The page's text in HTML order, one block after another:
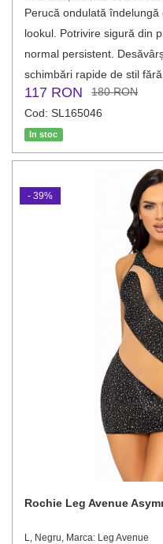
Perucă ondulată
lookul. Potrivire sigură din
normal persistent.
schimbări rapide de stil
117 RON
180 RON
Cod: SL165046
In stoc
Rochie Leg Avenue
L, Negru, Marca: Leg Avenue
- 39%